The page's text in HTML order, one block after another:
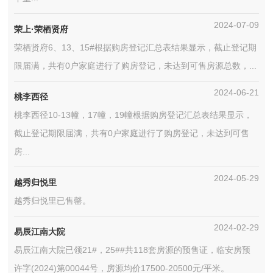
荣上·荣栖贤府 2024-07-09
荣栖贤府6、13、15#根据购房登记汇总表结果显示，截止登记期
限届满，共有0户家庭进行了购房登记，未达到可售房源总数，...
桃李西径 2024-06-21
桃李西径10-13幢，17幢，19幢根据购房登记汇总表结果显示，
截止登记期限届满，共有0户家庭进行了购房登记，未达到可售
房...
越秀归悦里 2024-05-29
越秀归悦里已售罄。
易辰江南大院 2024-02-29
易辰江南大院已领21#，25##共118套房源的预售证，临安房预
许字(2024)第00044号，房源均价17500-20500元/平米。